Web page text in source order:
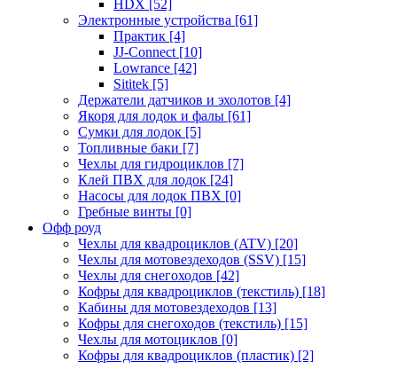
HDX [52]
Электронные устройства [61]
Практик [4]
JJ-Connect [10]
Lowrance [42]
Sititek [5]
Держатели датчиков и эхолотов [4]
Якоря для лодок и фалы [61]
Сумки для лодок [5]
Топливные баки [7]
Чехлы для гидроциклов [7]
Клей ПВХ для лодок [24]
Насосы для лодок ПВХ [0]
Гребные винты [0]
Офф роуд
Чехлы для квадроциклов (ATV) [20]
Чехлы для мотовездеходов (SSV) [15]
Чехлы для снегоходов [42]
Кофры для квадроциклов (текстиль) [18]
Кабины для мотовездеходов [13]
Кофры для снегоходов (текстиль) [15]
Чехлы для мотоциклов [0]
Кофры для квадроциклов (пластик) [2]